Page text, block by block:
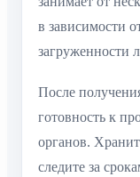
в зависимости
загруженности
После
готовность к
органов.
следите за